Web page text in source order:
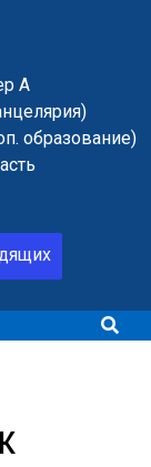
А
образование)